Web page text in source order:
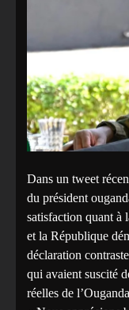
Dans un tweet
du président
satisfaction quant à
et la République
déclaration
qui avaient suscité
réelles de